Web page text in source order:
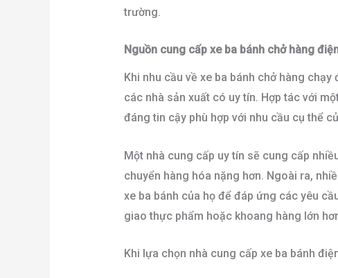
trường.
Nguồn cung cấp xe ba bánh chở hàng
Khi nhu cầu về xe ba bánh chở hàng
các nhà sản xuất có uy tín. Hợp tác với
đáng tin cậy phù hợp với nhu cầu cụ thể
Một nhà cung cấp uy tín sẽ cung cấp
chuyển hàng hóa nặng hơn. Ngoài ra,
xe ba bánh của họ để đáp ứng các yêu
giao thực phẩm hoặc khoang hàng lớn
Khi lựa chọn nhà cung cấp xe ba bánh